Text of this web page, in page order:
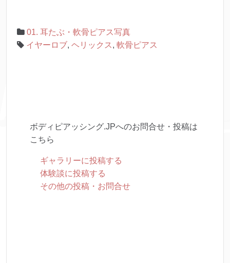
01. 耳たぶ・軟骨ピアス写真
イヤーロブ, ヘリックス , 軟骨ピアス
ボディピアッシング.JPへのお問合せ・投稿は
こちら
ギャラリーに投稿する
体験談に投稿する
その他の投稿・お問合せ